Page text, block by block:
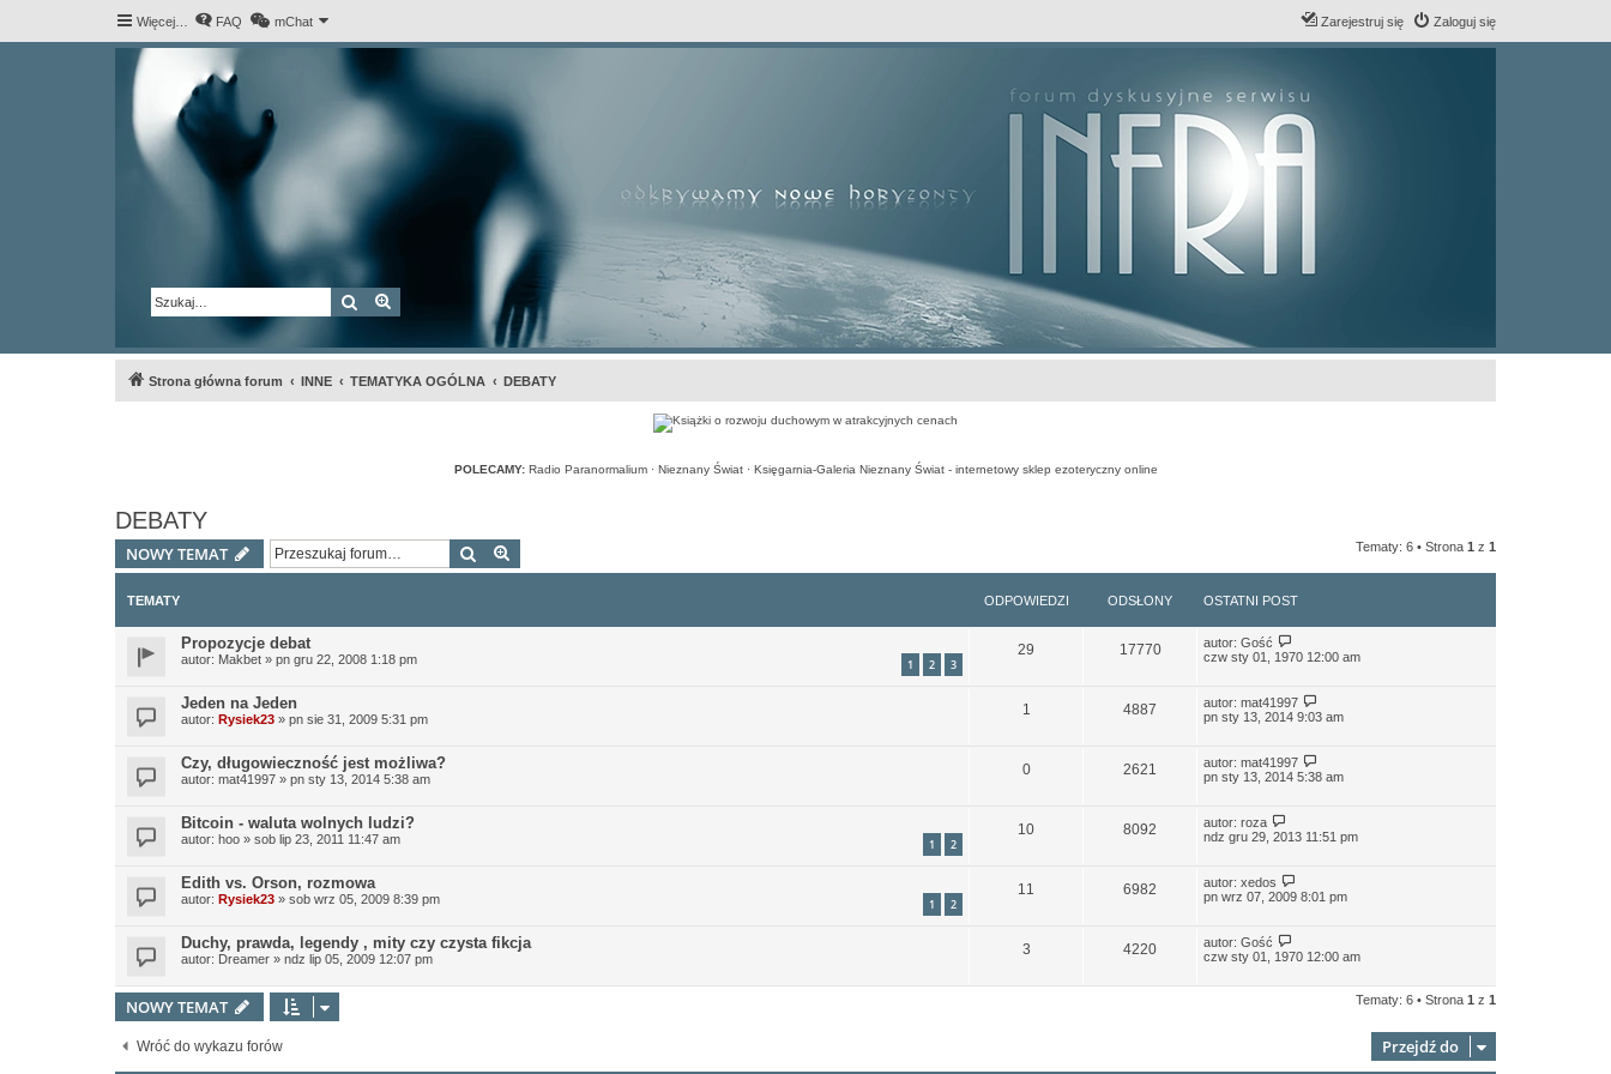
Więcej… FAQ mChat Zaloguj się
Zarejestruj się
Szukaj Wyszukiwanie zaawansowane
Strona główna forum INNE TEMATYKA OGÓLNA DEBATY
POLECAMY: Radio Paranormalium· Nieznany Świat· Księgarnia-Galeria Nieznany Świat - internetowy sklep ezoteryczny online
DEBATY
NOWY TEMAT Szukaj Tematy: 6 • Strona 1 z 1
TEMATY ODPOWIEDZI ODSŁONY OSTATNI POST
Propozycje debat
autor: Makbet » pn gru 22, 2008 1:18 pm 1 2 3
29 17770 autor: Gość
czw sty 01, 1970 12:00 am
Jeden na Jeden
autor: Rysiek23 » pn sie 31, 2009 5:31 pm
1 4887 autor: mat41997
pn sty 13, 2014 9:03 am
Czy, długowieczność jest możliwa?
autor: mat41997 » pn sty 13, 2014 5:38 am
0 2621 autor: mat41997
pn sty 13, 2014 5:38 am
Bitcoin - waluta wolnych ludzi?
autor: hoo » sob lip 23, 2011 11:47 am 1 2
10 8092 autor: roza
ndz gru 29, 2013 11:51 pm
Edith vs. Orson, rozmowa
autor: Rysiek23 » sob wrz 05, 2009 8:39 pm 1 2
11 6982 autor: xedos
pn wrz 07, 2009 8:01 pm
Duchy, prawda, legendy , mity czy czysta fikcja
autor: Dreamer » ndz lip 05, 2009 12:07 pm
3 4220 autor: Gość
czw sty 01, 1970 12:00 am
NOWY TEMAT Tematy: 6 • Strona 1 z 1
Wróć do wykazu forów Przejdź do